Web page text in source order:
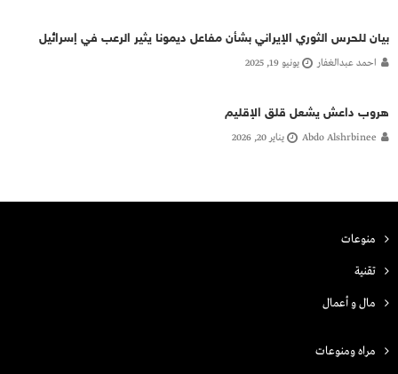
بيان للحرس الثوري الإيراني بشأن مفاعل ديمونا يثير الرعب في إسرائيل
احمد عبدالغفار يونيو 19, 2025
هروب داعش يشعل قلق الإقليم
Abdo Alshrbinee يناير 20, 2026
منوعات
تقنية
مال و أعمال
مراه ومنوعات